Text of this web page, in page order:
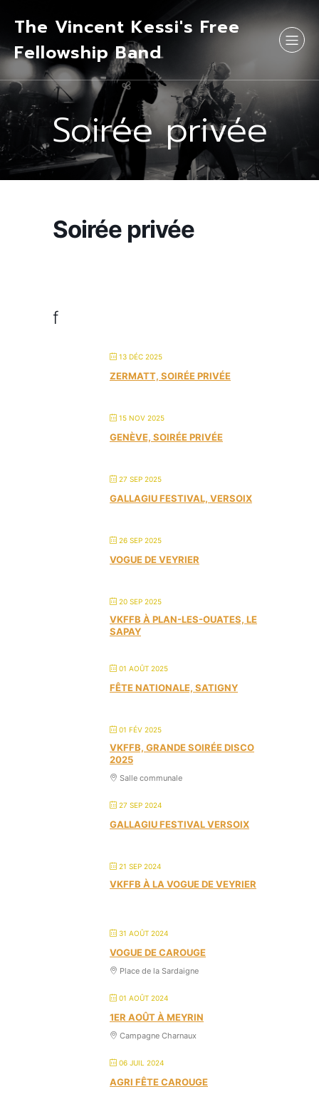
The Vincent Kessi's Free
Fellowship Band
Soirée privée
Soirée privée
f
13 DÉC 2025
ZERMATT, SOIRÉE PRIVÉE
15 NOV 2025
GENÈVE, SOIRÉE PRIVÉE
27 SEP 2025
GALLAGIU FESTIVAL, VERSOIX
26 SEP 2025
VOGUE DE VEYRIER
20 SEP 2025
VKFFB À PLAN-LES-OUATES, LE
SAPAY
01 AOÛT 2025
FÊTE NATIONALE, SATIGNY
01 FÉV 2025
VKFFB, GRANDE SOIRÉE DISCO
2025
Salle communale
27 SEP 2024
GALLAGIU FESTIVAL VERSOIX
21 SEP 2024
VKFFB À LA VOGUE DE VEYRIER
31 AOÛT 2024
VOGUE DE CAROUGE
Place de la Sardaigne
01 AOÛT 2024
1ER AOÛT À MEYRIN
Campagne Charnaux
06 JUIL 2024
AGRI FÊTE CAROUGE